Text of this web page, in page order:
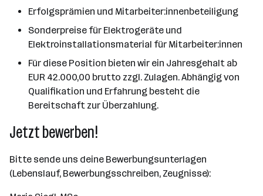
Erfolgsprämien und Mitarbeiter:innenbeteiligung
Sonderpreise für Elektrogeräte und
Elektroinstallationsmaterial für Mitarbeiter:innen
Für diese Position bieten wir ein Jahresgehalt ab
EUR 42.000,00 brutto zzgl. Zulagen. Abhängig von
Qualifikation und Erfahrung besteht die
Bereitschaft zur Überzahlung.
Jetzt bewerben!
Bitte sende uns deine Bewerbungsunterlagen
(Lebenslauf, Bewerbungsschreiben, Zeugnisse):